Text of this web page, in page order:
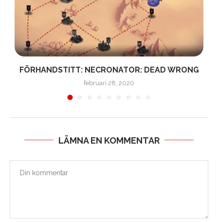
FÖRHANDSTITT: NECRONATOR: DEAD WRONG
februari 28, 2020
LÄMNA EN KOMMENTAR